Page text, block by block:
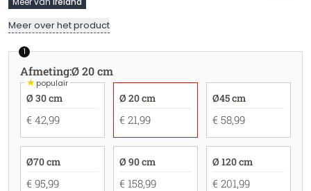
Meer over het product
1
Afmeting:Ø 20 cm
★populair
Ø 30 cm
€ 42,99
Ø 20 cm
€ 21,99
Ø45 cm
€ 58,99
Ø70 cm
€ 95,99
Ø 90 cm
€ 158,99
Ø 120 cm
€ 201,99